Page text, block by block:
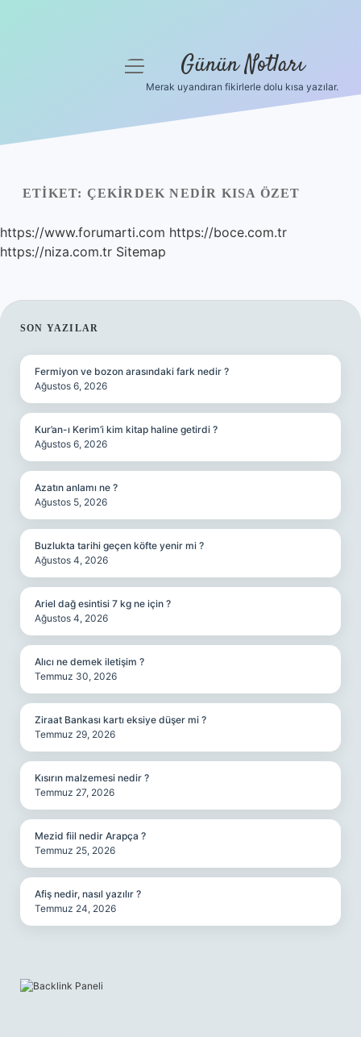
Yasal Uyarı
Hakkımızda
menüyü
Günün Notları
Merak uyandıran fikirlerle dolu kısa yazılar.
ETIKET: ÇEKIRDEK NEDIR KISA ÖZET
https://www.forumarti.com https://boce.com.tr
https://niza.com.tr Sitemap
SIDEBAR
SON YAZILAR
Fermiyon ve bozon arasındaki fark nedir ?
Ağustos 6, 2026
Kur’an-ı Kerim’i kim kitap haline getirdi ?
Ağustos 6, 2026
Azatın anlamı ne ?
Ağustos 5, 2026
Buzlukta tarihi geçen köfte yenir mi ?
Ağustos 4, 2026
Ariel dağ esintisi 7 kg ne için ?
Ağustos 4, 2026
Alıcı ne demek iletişim ?
Temmuz 30, 2026
Ziraat Bankası kartı eksiye düşer mi ?
Temmuz 29, 2026
Kısırın malzemesi nedir ?
Temmuz 27, 2026
Mezid fiil nedir Arapça ?
Temmuz 25, 2026
Afiş nedir, nasıl yazılır ?
Temmuz 24, 2026